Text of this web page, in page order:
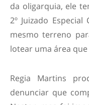
da oligarquia, ele
2º Juizado
mesmo terreno
lotear uma área
Regia Martins
denunciar que